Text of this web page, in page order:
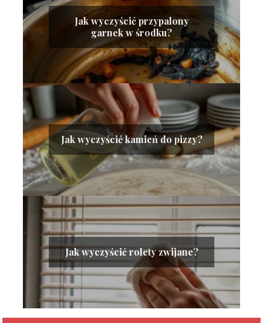
Jak wyczyścić przypalony
garnek w środku?
Jak wyczyścić kamień do pizzy?
Jak wyczyścić rolety zwijane?